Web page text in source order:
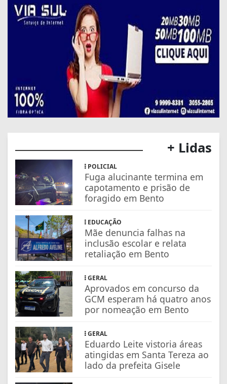
+ Lidas
POLICIAL
Fuga alucinante termina em
capotamento e prisão de
foragido em Bento
EDUCAÇÃO
Mãe denuncia falhas na
inclusão escolar e relata
retaliação em Bento
GERAL
Aprovados em concurso da
GCM esperam há quatro anos
por nomeação em Bento
GERAL
Eduardo Leite vistoria áreas
atingidas em Santa Tereza ao
lado da prefeita Gisele